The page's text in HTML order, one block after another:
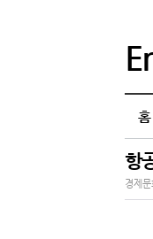
홈
항
경제